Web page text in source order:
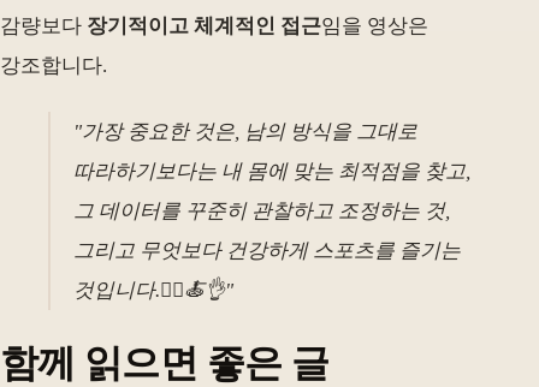
감량보다 장기적이고 체계적인 접근임을 영상은
강조합니다.
"가장 중요한 것은, 남의 방식을 그대로
따라하기보다는 내 몸에 맞는 최적점을 찾고,
그 데이터를 꾸준히 관찰하고 조정하는 것,
그리고 무엇보다 건강하게 스포츠를 즐기는
것입니다.🚴‍♂️🍝👌"
함께 읽으면 좋은 글